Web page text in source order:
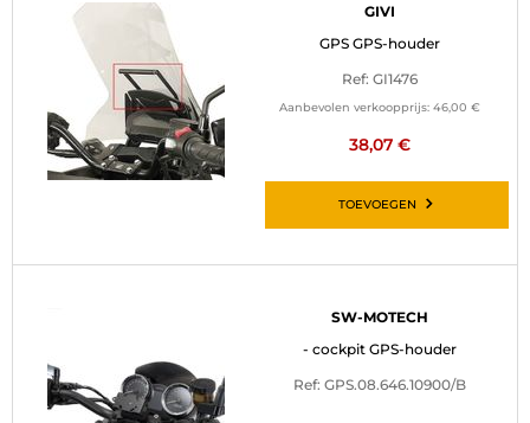
GIVI
GPS GPS-houder
Ref: GI1476
Aanbevolen verkoopprijs: 46,00 €
38,07 €
TOEVOEGEN
SW-MOTECH
- cockpit GPS-houder
Ref: GPS.08.646.10900/B